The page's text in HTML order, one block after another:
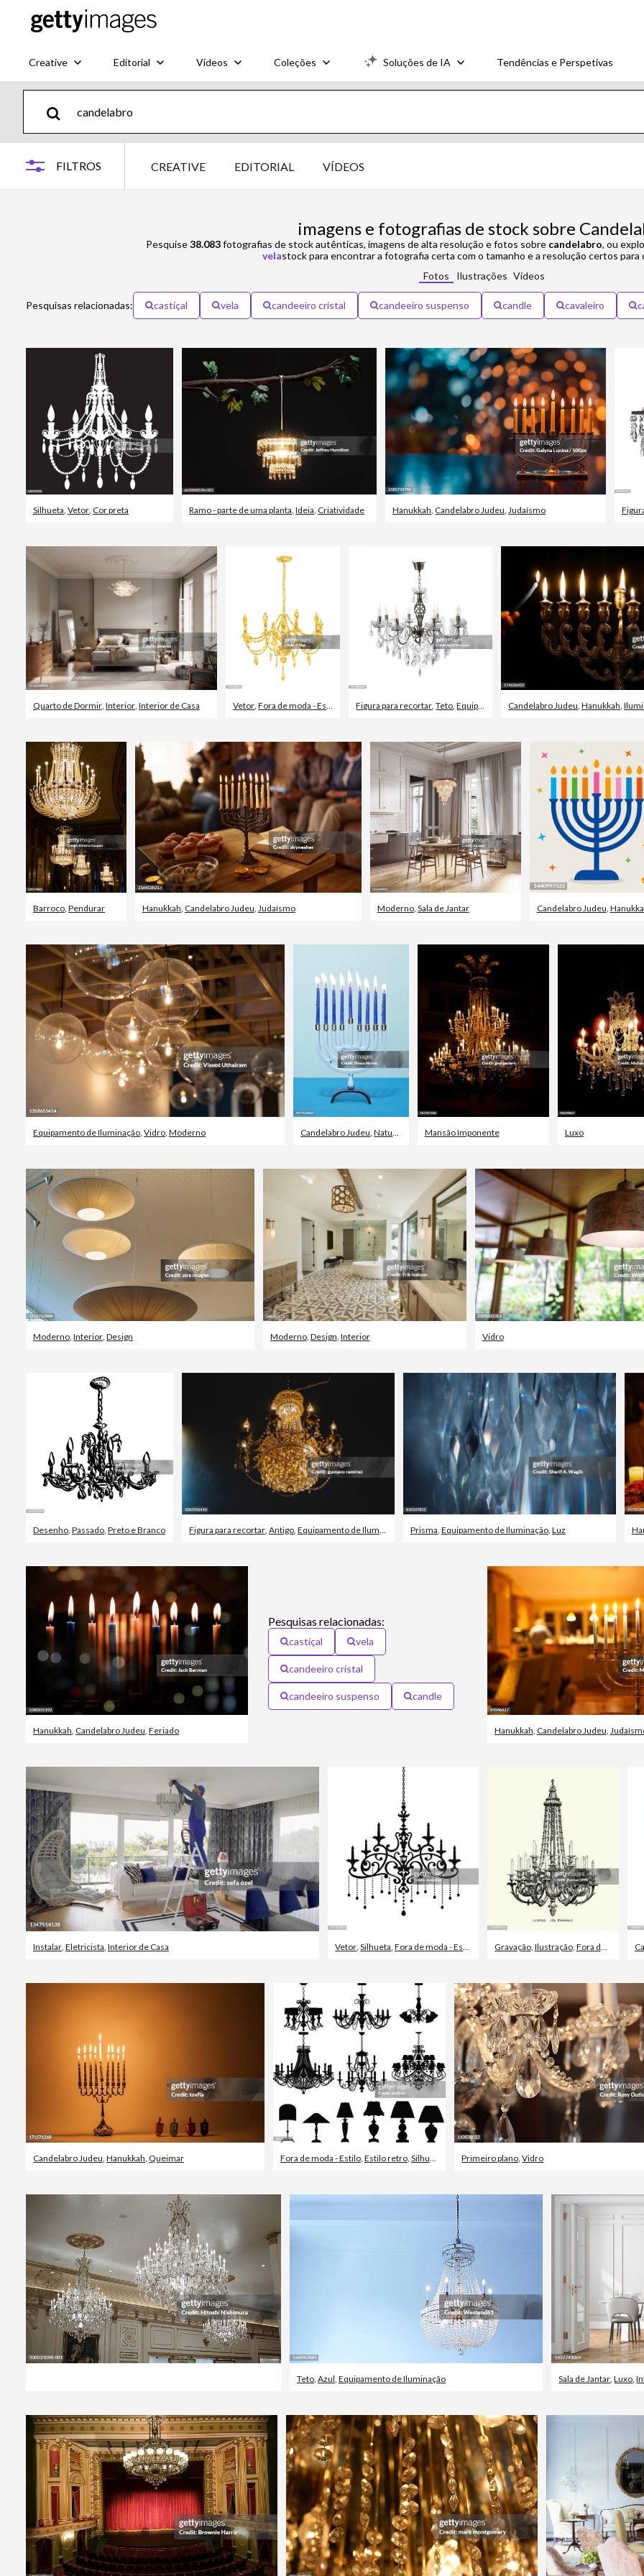
Creative Editorial Vídeos Coleções Soluções de IA Tendências e Perspetivas
FILTROS CREATIVE EDITORIAL VÍDEOS
imagens e fotografias de stock sobre
Pesquise38.083fotografias de stock autênticas, imagens de alta resolução e fotos sobre candelabro, ou
velastock para encontrar a fotografia certa com o tamanho e a resolução certos para
Fotos
Ilustrações Vídeos
Pesquisas relacionadas: castiçal vela candeeiro cristal candeeiro suspenso candle cavaleiro
Silhueta, Vetor, Cor preta Ramo - parte de uma planta,Ideia, Criatividade Hanukkah, Candelabro Judeu,Judaísmo
Quarto de Dormir Interior Interior de Casa Vetor ,Fora de moda - Estilo Castiçal
Figura para recortar ,Teto ,Equipamento de Iluminação Candelabro Judeu ,Hanukkah ,
Barroco Pendurar Hanukkah Candelabro Judeu Judaísmo Moderno, Sala de Jantar Candelabro Judeu
Equipamento de Iluminação, Vidro, Moderno Candelabro Judeu,Natureza-Morta ,Hanukkah
Mansão Imponente Luxo
Moderno, Interior, Design Moderno, Design, Interior Vidro
Desenho, Passado, Preto e Branco Figura para recortar,Antigo,Equipamento de Iluminação Prisma, Equipamento de Iluminação, Luz
Hanukkah Candelabro Judeu Feriado
Pesquisas relacionadas:
castiçal vela
candeeiro cristal
candeeiro suspenso candle
Hanukkah Candelabro Judeu
Instalar, Eletricista, Interior de Casa Vetor,Silhueta,Fora de moda - Estilo Gravação, Ilustração, Fora de moda - Estilo
Candelabro Judeu Hanukkah Queimar Fora de moda - Estilo, Estilo retro, Silhueta Primeiro plano ,Vidro
Teto, Azul, Equipamento de Iluminação Sala de Jantar,Luxo,